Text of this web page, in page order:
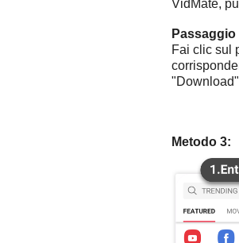
VidMate,
Passaggio
Fai clic sul
Metodo 3: